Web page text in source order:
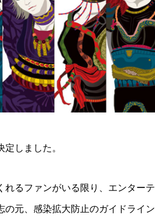
定しました。
るファンがいる限り、エンターテ
元、感染拡大防止のガイドライン